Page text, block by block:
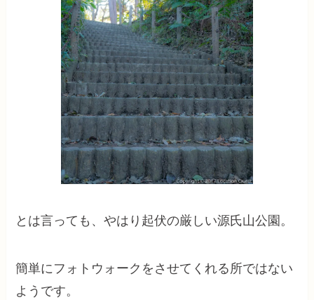
とは言っても、やはり起伏の厳しい源氏山公園。
簡単にフォトウォークをさせてくれる所ではない
ようです。